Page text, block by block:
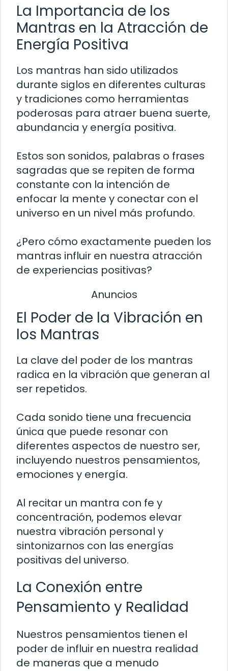
La Importancia de los
Mantras en la Atracción de
Energía Positiva
Los mantras han sido utilizados
durante siglos en diferentes culturas
y tradiciones como herramientas
poderosas para atraer buena suerte,
abundancia y energía positiva.
Estos son sonidos, palabras o frases
sagradas que se repiten de forma
constante con la intención de
enfocar la mente y conectar con el
universo en un nivel más profundo.
¿Pero cómo exactamente pueden los
mantras influir en nuestra atracción
de experiencias positivas?
Anuncios
El Poder de la Vibración en
los Mantras
La clave del poder de los mantras
radica en la vibración que generan al
ser repetidos.
Cada sonido tiene una frecuencia
única que puede resonar con
diferentes aspectos de nuestro ser,
incluyendo nuestros pensamientos,
emociones y energía.
Al recitar un mantra con fe y
concentración, podemos elevar
nuestra vibración personal y
sintonizarnos con las energías
positivas del universo.
La Conexión entre
Pensamiento y Realidad
Nuestros pensamientos tienen el
poder de influir en nuestra realidad
de maneras que a menudo